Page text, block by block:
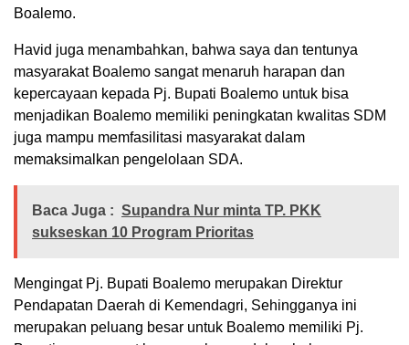
Boalemo.
Havid juga menambahkan, bahwa saya dan tentunya
masyarakat Boalemo sangat menaruh harapan dan
kepercayaan kepada Pj. Bupati Boalemo untuk bisa
menjadikan Boalemo memiliki peningkatan kwalitas SDM
juga mampu memfasilitasi masyarakat dalam
memaksimalkan pengelolaan SDA.
Baca Juga : Supandra Nur minta TP. PKK
sukseskan 10 Program Prioritas
Mengingat Pj. Bupati Boalemo merupakan Direktur
Pendapatan Daerah di Kemendagri, Sehingganya ini
merupakan peluang besar untuk Boalemo memiliki Pj.